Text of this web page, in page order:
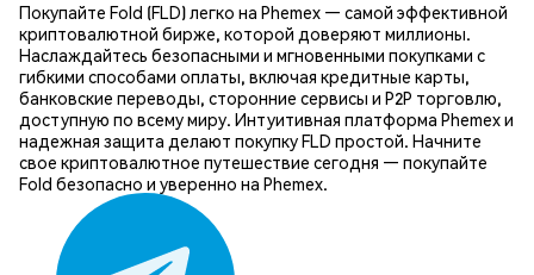
Покупайте Fold (FLD) легко на Phemex — самой эффективной
криптовалютной бирже, которой доверяют миллионы.
Наслаждайтесь безопасными и мгновенными покупками с
гибкими способами оплаты, включая кредитные карты,
банковские переводы, сторонние сервисы и P2P торговлю,
доступную по всему миру. Интуитивная платформа Phemex и
надежная защита делают покупку FLD простой. Начните
свое криптовалютное путешествие сегодня — покупайте
Fold безопасно и уверенно на Phemex.